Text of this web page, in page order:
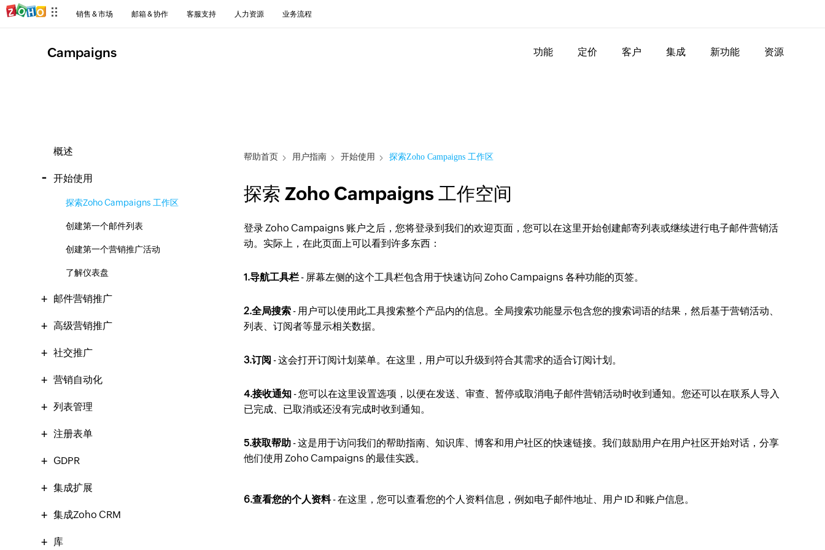
销售 & 市场 邮箱 & 协作 客服支持 人力资源 业务流程
Campaigns 功能 定价 客户 集成 新功能 资源
概述
开始使用
探索Zoho Campaigns 工作区
创建第一个邮件列表
创建第一个营销推广活动
了解仪表盘
邮件营销推广
高级营销推广
社交推广
营销自动化
列表管理
注册表单
GDPR
集成扩展
集成Zoho CRM
库
帮助首页 用户指南 开始使用 探索Zoho Campaigns 工作区
探索 Zoho Campaigns 工作空间
登录 Zoho Campaigns 账户之后，您将登录到我们的欢迎页面，您可以在这里开始创建邮寄列表或继续进行电子邮件营销活
动。实际上，在此页面上可以看到许多东西：
1.导航工具栏 - 屏幕左侧的这个工具栏包含用于快速访问 Zoho Campaigns 各种功能的页签。
2.全局搜索 - 用户可以使用此工具搜索整个产品内的信息。全局搜索功能显示包含您的搜索词语的结果，然后基于营销活动、
列表、订阅者等显示相关数据。
3.订阅 - 这会打开订阅计划菜单。在这里，用户可以升级到符合其需求的适合订阅计划。
4.接收通知 - 您可以在这里设置选项，以便在发送、审查、暂停或取消电子邮件营销活动时收到通知。您还可以在联系人导入
已完成、已取消或还没有完成时收到通知。
5.获取帮助 - 这是用于访问我们的帮助指南、知识库、博客和用户社区的快速链接。我们鼓励用户在用户社区开始对话，分享
他们使用 Zoho Campaigns 的最佳实践。
6.查看您的个人资料- 在这里，您可以查看您的个人资料信息，例如电子邮件地址、用户 ID 和账户信息。